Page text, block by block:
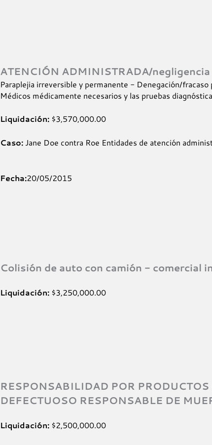
ATENCIÓN ADMINISTRADA/negligencia
Paraplejia irreversible y permanente - Denegación/
Médicos médicamente necesarios y las pruebas
Liquidación: $3,570,000.00
Caso: Jane Doe contra Roe Entidades de atención
Fecha:20/05/2015
Colisión de auto con camión - comercial
Liquidación: $3,250,000.00
RESPONSABILIDAD POR
DEFECTUOSO RESPONSABLE DE
Liquidación: $2,500,000.00